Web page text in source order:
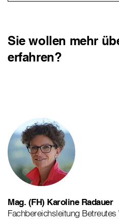
Sie wollen mehr
erfahren?
Mag. (FH) Karoline Radauer
Fachbereichsleitung Betreutes